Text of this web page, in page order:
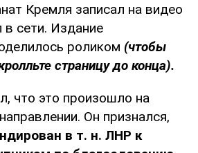
Кремля записал на видео
в сети. Издание
роликом (чтобы
страницу до конца).
что это произошло на
Он признался,
в т. н. ЛНР к